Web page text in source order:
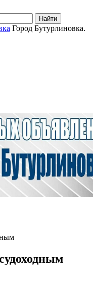
Найти
Город Бутурлиновка.